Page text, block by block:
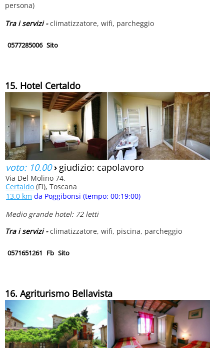
persona)
Tra i servizi -climatizzatore, wifi, parcheggio
0577285006 Sito
15. Hotel Certaldo
voto: 10.00› giudizio: capolavoro
Via Del Molino 74,
Certaldo (FI), Toscana
13.0 km da Poggibonsi (tempo: 00:19:00)
Medio grande hotel: 72 letti
Tra i servizi -climatizzatore, wifi, piscina, parcheggio
0571651261 Fb Sito
16. Agriturismo Bellavista